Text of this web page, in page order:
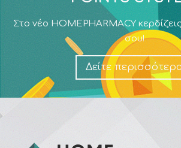
Στο νέο HOMEPHARMACY
σου!
Δείτε